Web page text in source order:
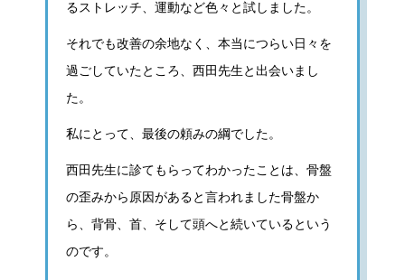
るストレッチ、運動など色々と試しました。
それでも改善の余地なく、本当につらい日々を
過ごしていたところ、西田先生と出会いまし
た。
私にとって、最後の頼みの綱でした。
西田先生に診てもらってわかったことは、骨盤
の歪みから原因があると言われました骨盤か
ら、背骨、首、そして頭へと続いているという
のです。